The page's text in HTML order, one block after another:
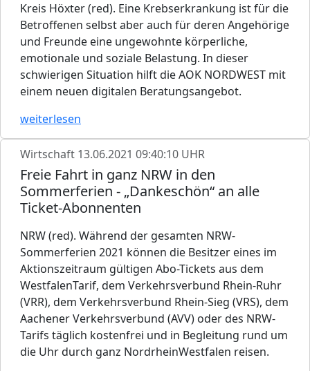
Kreis Höxter (red). Eine Krebserkrankung ist für die
Betroffenen selbst aber auch für deren Angehörige
und Freunde eine ungewohnte körperliche,
emotionale und soziale Belastung. In dieser
schwierigen Situation hilft die AOK NORDWEST mit
einem neuen digitalen Beratungsangebot.
weiterlesen
Wirtschaft 13.06.2021 09:40:10 UHR
Freie Fahrt in ganz NRW in den
Sommerferien - „Dankeschön“ an alle
Ticket-Abonnenten
NRW (red). Während der gesamten NRW-
Sommerferien 2021 können die Besitzer eines im
Aktionszeitraum gültigen Abo-Tickets aus dem
WestfalenTarif, dem Verkehrsverbund Rhein-Ruhr
(VRR), dem Verkehrsverbund Rhein-Sieg (VRS), dem
Aachener Verkehrsverbund (AVV) oder des NRW-
Tarifs täglich kostenfrei und in Begleitung rund um
die Uhr durch ganz NordrheinWestfalen reisen.